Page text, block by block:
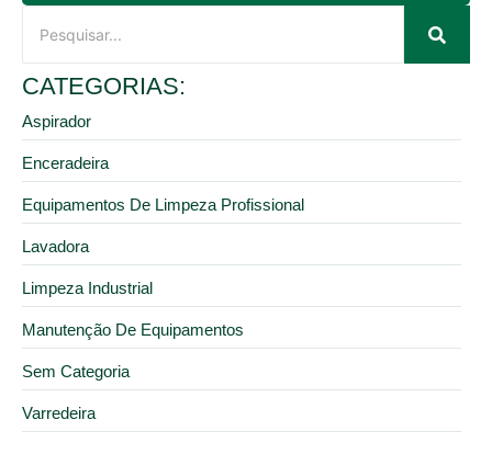
CATEGORIAS:
Aspirador
Enceradeira
Equipamentos De Limpeza Profissional
Lavadora
Limpeza Industrial
Manutenção De Equipamentos
Sem Categoria
Varredeira